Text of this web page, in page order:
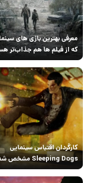
معرفی بهترین بازی های
که از فیلم‌ ها هم جذاب‌تر
کارگردان اقتباس سینمایی
Sleeping Dogs مشخص شد